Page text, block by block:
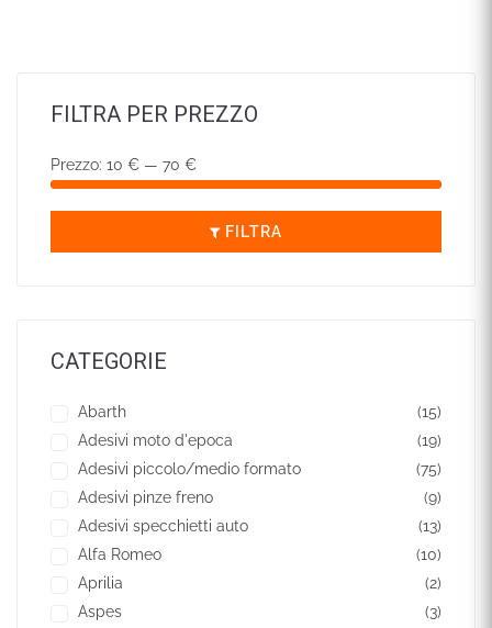
FILTRA PER PREZZO
FILTRA
Prezzo: 10 € — 70 €
CATEGORIE
Abarth
(15)
Adesivi moto d'epoca
(19)
Adesivi piccolo/medio formato
(75)
Adesivi pinze freno
(9)
Adesivi specchietti auto
(13)
Alfa Romeo
(10)
Aprilia
(2)
Aspes
(3)